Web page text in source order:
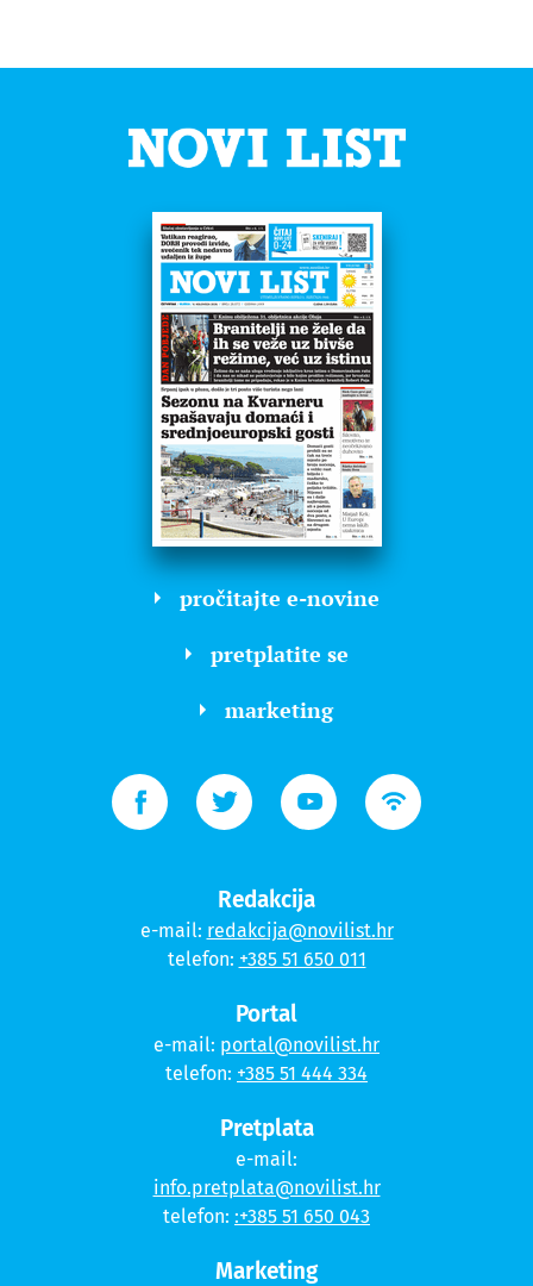
pročitajte e-novine
pretplatite se
marketing
Redakcija
e-mail: redakcija@novilist.hr
telefon: +385 51 650 011
Portal
e-mail: portal@novilist.hr
telefon: +385 51 444 334
Pretplata
e-mail:
info.pretplata@novilist.hr
telefon: :+385 51 650 043
Marketing